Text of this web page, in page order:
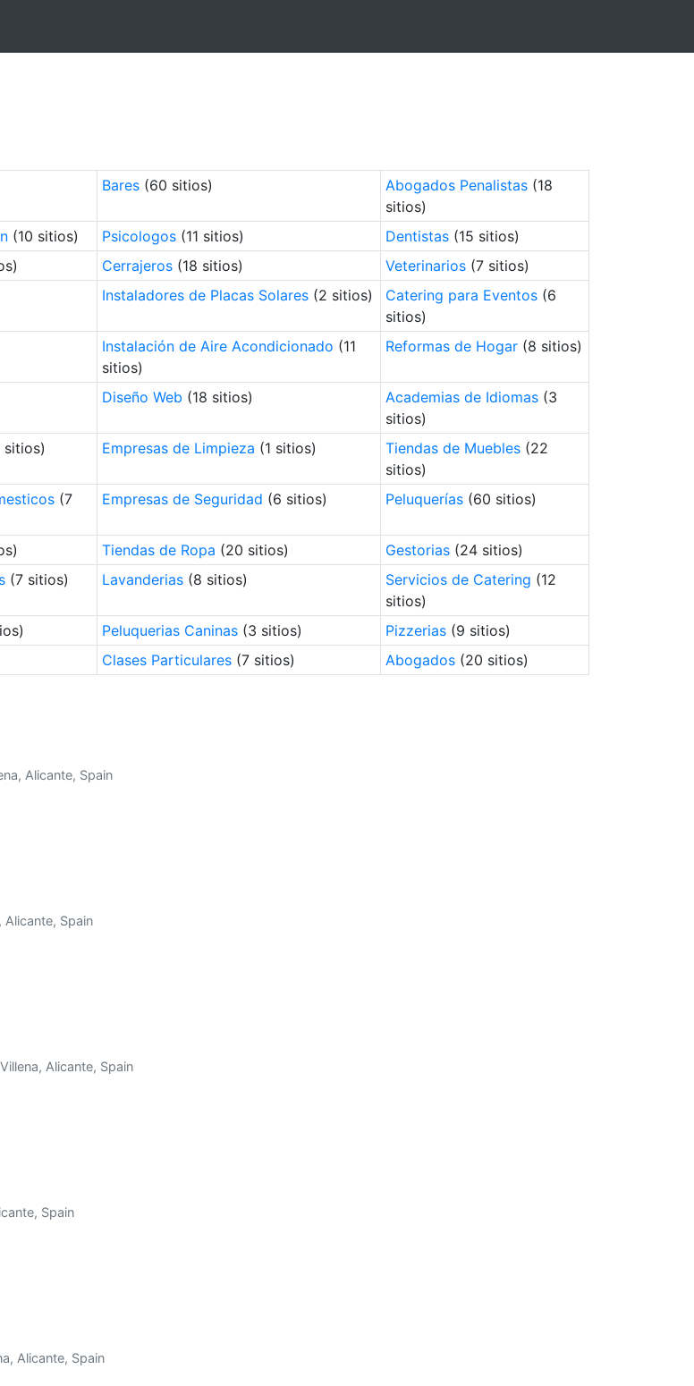
Bares(60 sitios) Abogados Penalistas(18
sitios)
(10 sitios) Psicologos(11 sitios) Dentistas(15 sitios)
Cerrajeros(18 sitios) Veterinarios(7 sitios)
Instaladores de Placas Solares(2 sitios) Catering para Eventos(6
sitios)
Instalación de Aire Acondicionado (11
sitios)
Reformas de Hogar(8 sitios)
Diseño Web (18 sitios) Academias de Idiomas(3
sitios)
Empresas de Limpieza (1 sitios) Tiendas de Muebles(22
sitios)
(7
Empresas de Seguridad (6 sitios) Peluquerías(60 sitios)
Tiendas de Ropa (20 sitios) Gestorias(24 sitios)
(7 sitios) Lavanderias(8 sitios) Servicios de Catering (12
sitios)
Peluquerias Caninas(3 sitios) Pizzerias(9 sitios)
Clases Particulares(7 sitios) Abogados(20 sitios)
Alicante, Spain
Alicante, Spain
Alicante, Spain
Spain
Alicante, Spain